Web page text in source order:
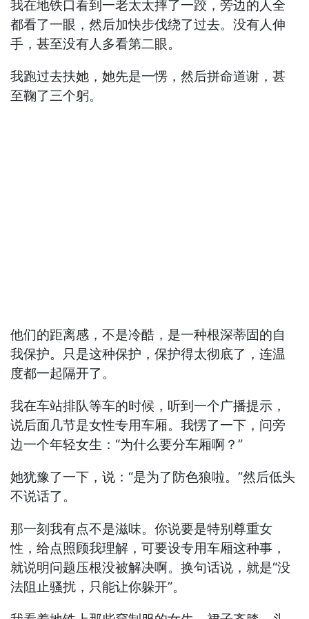
我在地铁口看到一老太太摔了一跤，旁边的人全
都看了一眼，然后加快步伐绕了过去。没有人伸
手，甚至没有人多看第二眼。
我跑过去扶她，她先是一愣，然后拼命道谢，甚
至鞠了三个躬。
他们的距离感，不是冷酷，是一种根深蒂固的自
我保护。只是这种保护，保护得太彻底了，连温
度都一起隔开了。
我在车站排队等车的时候，听到一个广播提示，
说后面几节是女性专用车厢。我愣了一下，问旁
边一个年轻女生：“为什么要分车厢啊？”
她犹豫了一下，说：“是为了防色狼啦。”然后低头
不说话了。
那一刻我有点不是滋味。你说要是特别尊重女
性，给点照顾我理解，可要设专用车厢这种事，
就说明问题压根没被解决啊。换句话说，就是“没
法阻止骚扰，只能让你躲开”。